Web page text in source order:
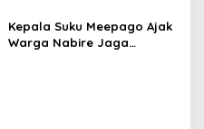
Kepala Suku Meepago Ajak
Warga Nabire Jaga